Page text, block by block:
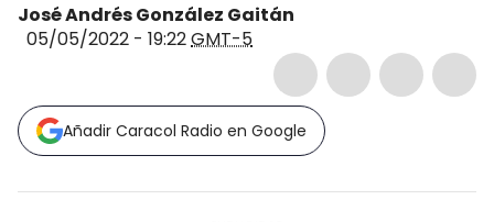
José Andrés González Gaitán
05/05/2022 - 19:22GMT-5
Añadir Caracol Radio en Google